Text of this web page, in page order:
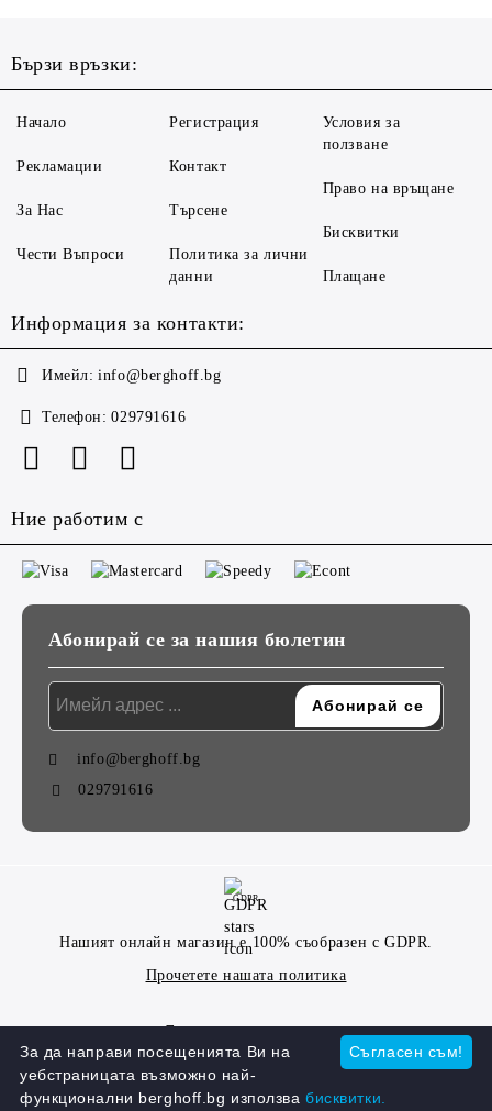
Бързи връзки:
Начало
Рекламации
За Нас
Чести Въпроси
Регистрация
Контакт
Търсене
Политика за лични
данни
Условия за
ползване
Право на връщане
Бисквитки
Плащане
Информация за контакти:
Имейл: info@berghoff.bg
Телефон: 029791616
Ние работим с
Абонирай се за нашия бюлетин
info@berghoff.bg
029791616
GDPR
Нашият онлайн магазин е 100% съобразен с GDPR.
Прочетете нашата политика
Моите лични данни
Онлайн магазин от SELITON
Съгласен съм!
За да направи посещенията Ви на
уебстраницата възможно най-
функционални berghoff.bg използвабисквитки.